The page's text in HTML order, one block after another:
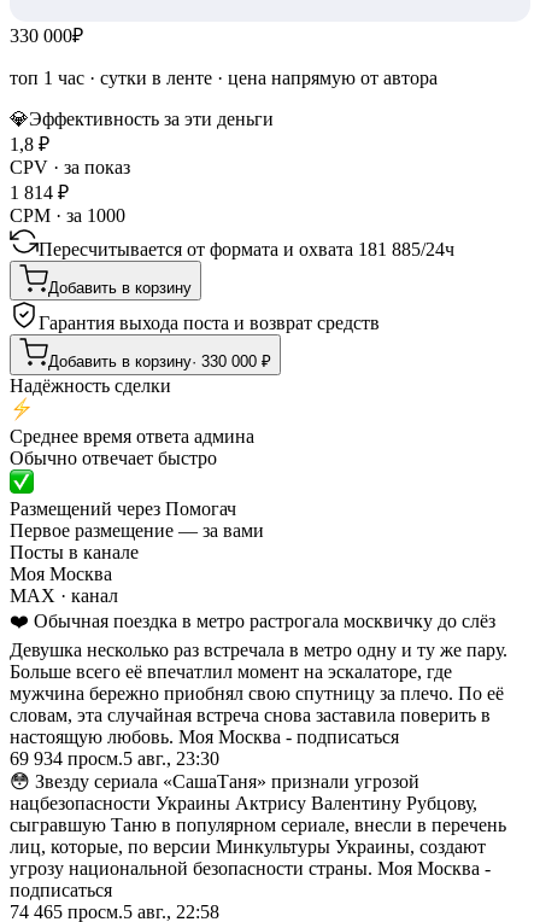
330 000₽
топ 1 час · сутки в ленте · цена напрямую от автора
💎Эффективность за эти деньги
1,8 ₽
CPV · за показ
1 814 ₽
CPM · за 1000
Пересчитывается от формата и охвата 181 885/24ч
Добавить в корзину
Гарантия выхода поста и возврат средств
Добавить в корзину· 330 000 ₽
Надёжность сделки
Среднее время ответа админа
Обычно отвечает быстро
Размещений через Помогач
Первое размещение — за вами
Посты в канале
Моя Москва
MAX · канал
❤️ Обычная поездка в метро растрогала москвичку до слёз
Девушка несколько раз встречала в метро одну и ту же пару.
Больше всего её впечатлил момент на эскалаторе, где
мужчина бережно приобнял свою спутницу за плечо. По её
словам, эта случайная встреча снова заставила поверить в
настоящую любовь. Моя Москва - подписаться
69 934 просм.5 авг., 23:30
😳 Звезду сериала «СашаТаня» признали угрозой
нацбезопасности Украины Актрису Валентину Рубцову,
сыгравшую Таню в популярном сериале, внесли в перечень
лиц, которые, по версии Минкультуры Украины, создают
угрозу национальной безопасности страны. Моя Москва -
подписаться
74 465 просм.5 авг., 22:58